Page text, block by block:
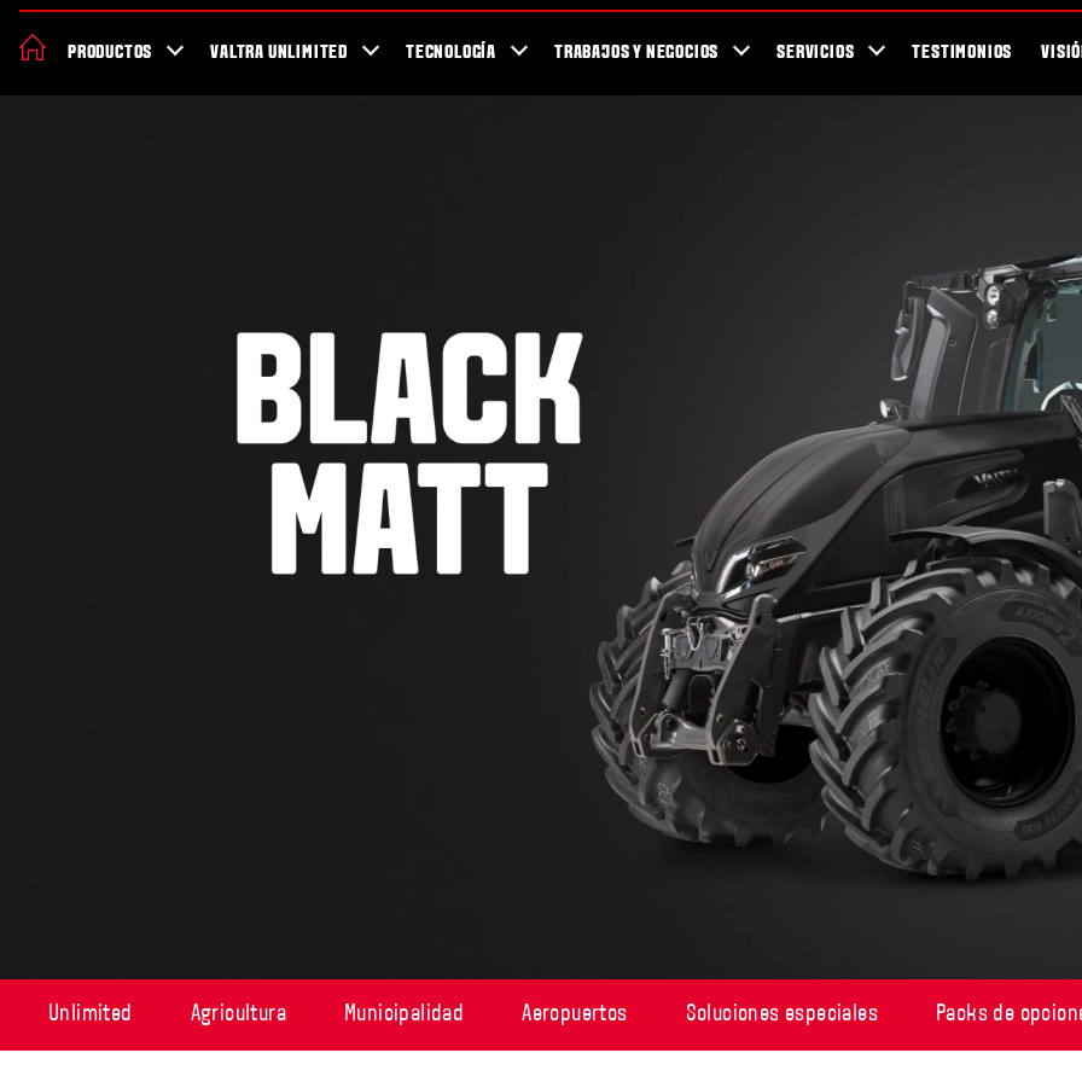
Salud y seguridad trabajando
PRODUCTOS VALTRA UNLIMITED TECNOLOGÍA TRABAJOS Y NEGOCIOS SERVICIOS TESTIMONIOS
Unlimited Agricultura Municipalidad Aeropuertos Soluciones especiales Packs de